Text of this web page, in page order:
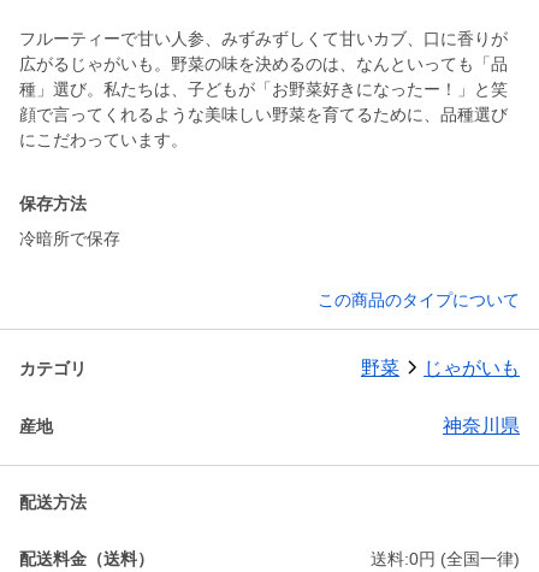
フルーティーで甘い人参、みずみずしくて甘いカブ、口に香りが
広がるじゃがいも。野菜の味を決めるのは、なんといっても「品
種」選び。私たちは、子どもが「お野菜好きになったー！」と笑
顔で言ってくれるような美味しい野菜を育てるために、品種選び
にこだわっています。
保存方法
冷暗所で保存
この商品のタイプについて
カテゴリ 野菜 じゃがいも
産地 神奈川県
配送方法
配送料金（送料） 送料:0円 (全国一律)